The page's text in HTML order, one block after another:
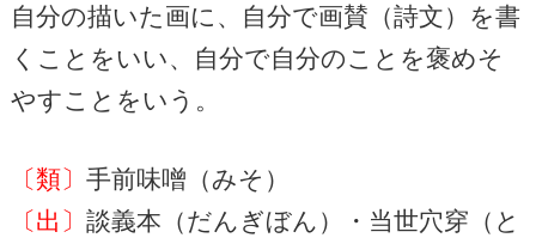
自分の描いた画に、自分で画賛（詩文）を書
くことをいい、自分で自分のことを褒めそ
やすことをいう。
〔類〕 手前味噌（みそ）
〔出〕 談義本（だんぎぼん）・当世穴穿（と